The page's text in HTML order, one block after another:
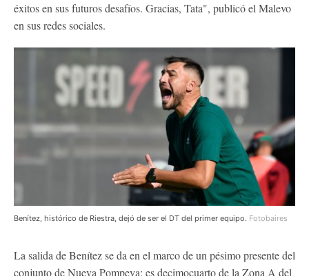
éxitos en sus futuros desafíos. Gracias, Tata", publicó el Malevo
en sus redes sociales.
Benítez, histórico de Riestra, dejó de ser el DT del primer equipo. Fotobaires
La salida de Benítez se da en el marco de un pésimo presente del
conjunto de Nueva Pompeya: es decimocuarto de la Zona A del